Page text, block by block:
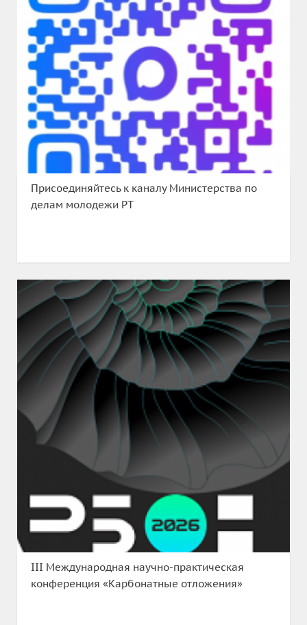
Присоединяйтесь к каналу Министерства по
делам молодежи РТ
III Международная научно-практическая
конференция «Карбонатные отложения»